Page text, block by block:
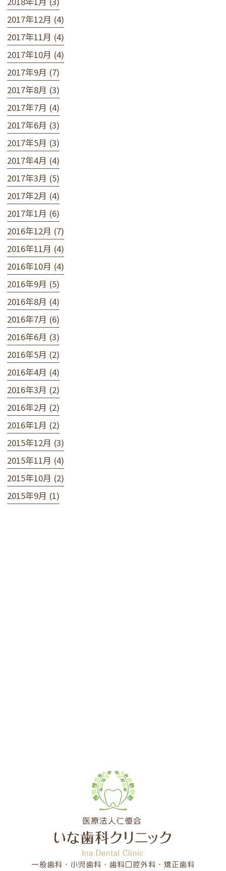
2017年12月 (4)
2017年11月 (4)
2017年10月 (4)
2017年9月 (7)
2017年8月 (3)
2017年7月 (4)
2017年6月 (3)
2017年5月 (3)
2017年4月 (4)
2017年3月 (5)
2017年2月 (4)
2017年1月 (6)
2016年12月 (7)
2016年11月 (4)
2016年10月 (4)
2016年9月 (5)
2016年8月 (4)
2016年7月 (6)
2016年6月 (3)
2016年5月 (2)
2016年4月 (4)
2016年3月 (2)
2016年2月 (2)
2016年1月 (2)
2015年12月 (3)
2015年11月 (4)
2015年10月 (2)
2015年9月 (1)